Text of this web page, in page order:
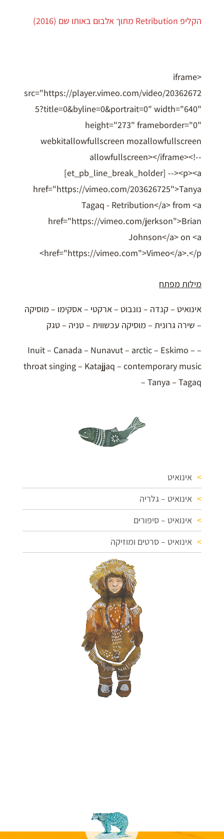
הקליפ Retribution מתוך אלבום באותו שם (2016)
<iframe
src="https://player.vimeo.com/video/20362672
5?title=0&byline=0&portrait=0" width="640"
height="273" frameborder="0"
webkitallowfullscreen mozallowfullscreen
allowfullscreen></iframe><!--
[et_pb_line_break_holder] --><p><a
href="https://vimeo.com/203626725">Tanya
Tagaq - Retribution</a> from <a
href="https://vimeo.com/jerkson">Brian
Johnson</a> on <a
href="https://vimeo.com">Vimeo</a>.</p>
מילות מפתח
אינואיט – קנדה – נונבוט – ארקטי – אסקימו – מוסיקה
– שירה גרונית – מוסיקה עכשווית – טניה – טגק
– Inuit – Canada – Nunavut – arctic – Eskimo –
throat singing – Katajjaq – contemporary music
– Tanya – Tagaq
אינואיט
אינואיט – גלריה
אינואיט – סיפורים
אינואיט – סרטים ומוזיקה